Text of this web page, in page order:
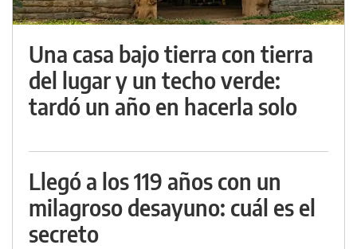
Una casa bajo tierra con tierra
del lugar y un techo verde:
tardó un año en hacerla solo
Llegó a los 119 años con un
milagroso desayuno: cuál es el
secreto